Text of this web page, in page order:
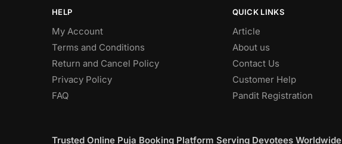
HELP
My Account
Terms and Conditions
Return and Cancel Policy
Privacy Policy
FAQ
QUICK LINKS
Article
About us
Contact Us
Customer Help
Pandit Registration
Trusted Online Puja Booking Platform Serving Devotees Worldwide